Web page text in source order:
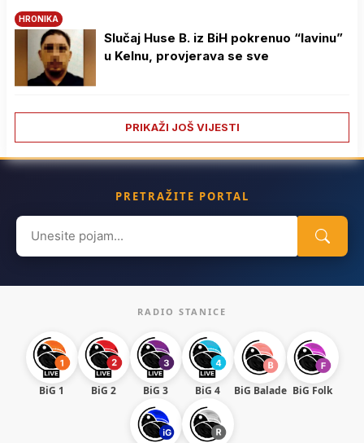
HRONIKA
Slučaj Huse B. iz BiH pokrenuo “lavinu”
u Kelnu, provjerava se sve
PRIKAŽI JOŠ VIJESTI
PRETRAŽITE PORTAL
Search
for:
RADIO STANICE
BiG 1 BiG 2 BiG 3 BiG 4 BiG Balade BiG Folk